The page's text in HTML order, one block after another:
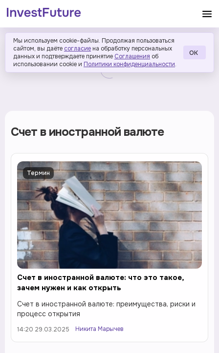
Мы используем cookie-файлы. Продолжая пользоваться
сайтом, вы даёте согласие на обработку персональных
данных и подтверждаете принятие Соглашения об
использовании cookie и Политики конфиденциальности.
ОК
Счет в иностранной валюте
Термин
Счет в иностранной валюте: что это такое,
зачем нужен и как открыть
Счет в иностранной валюте: преимущества, риски и
процесс открытия
14:20 29.03.2025 Никита Марычев